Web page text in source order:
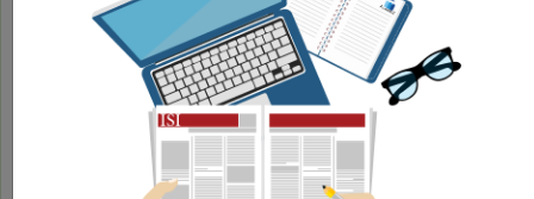
معادل انگلیسی تجزیه و تحلیل تعادل بازار
علوم اقتصادی
تجزیه و تحلیل تعادل بازار